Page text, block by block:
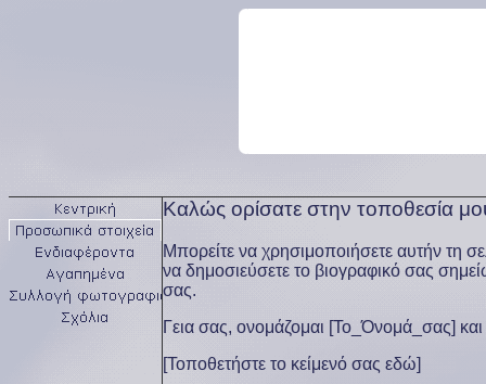
Καλώς ορίσατε στην τοποθεσία
Μπορείτε να χρησιμοποιήσετε αυτήν τη
να δημοσιεύσετε το βιογραφικό σας
σας.
Γεια σας, ονομάζομαι [Το_Όνομά_σας]
[Τοποθετήστε το κείμενό σας εδώ]